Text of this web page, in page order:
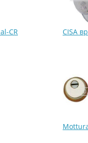
CR CISA